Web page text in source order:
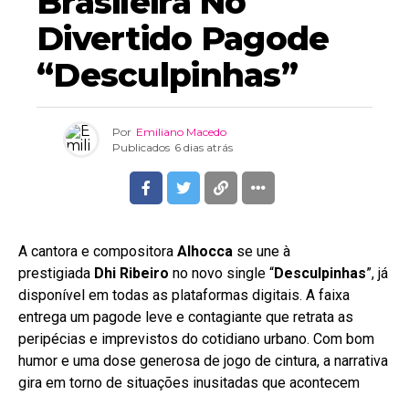
Divertido Pagode
“Desculpinhas”
Por Emiliano Macedo
Publicados 6 dias atrás
A cantora e compositora Alhocca se une à
prestigiada Dhi Ribeiro no novo single “Desculpinhas”, já
disponível em todas as plataformas digitais. A faixa
entrega um pagode leve e contagiante que retrata as
peripécias e imprevistos do cotidiano urbano. Com bom
humor e uma dose generosa de jogo de cintura, a narrativa
gira em torno de situações inusitadas que acontecem